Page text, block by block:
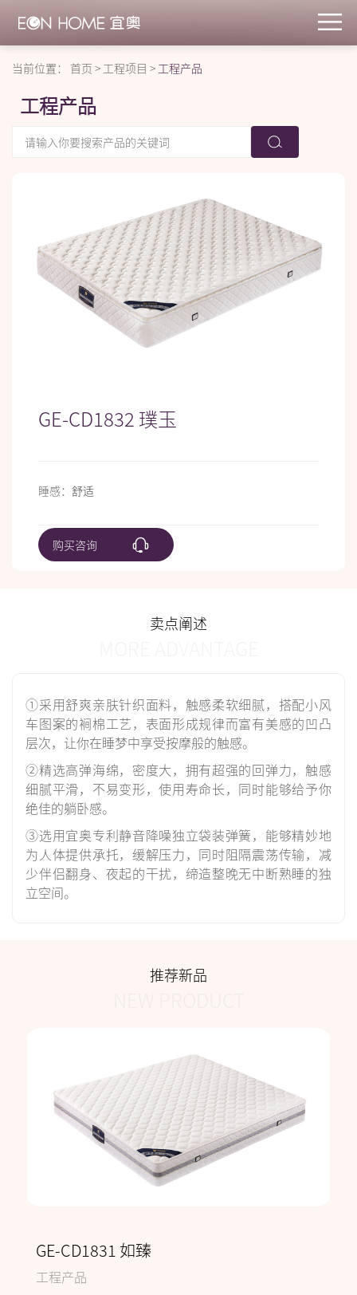
当前位置： 首页 > 工程项目 > 工程产品
工程产品
GE-CD1832 璞玉
睡感：舒适
购买咨询
卖点阐述
①采用舒爽亲肤针织面料，触感柔软细腻，搭配小风
车图案的裥棉工艺，表面形成规律而富有美感的凹凸
层次，让你在睡梦中享受按摩般的触感。
②精选高弹海绵，密度大，拥有超强的回弹力，触感
细腻平滑，不易变形，使用寿命长，同时能够给予你
绝佳的躺卧感。
③选用宜奥专利静音降噪独立袋装弹簧，能够精妙地
为人体提供承托，缓解压力，同时阻隔震荡传输，减
少伴侣翻身、夜起的干扰，缔造整晚无中断熟睡的独
立空间。
推荐新品
GE-CD1831 如臻
工程产品